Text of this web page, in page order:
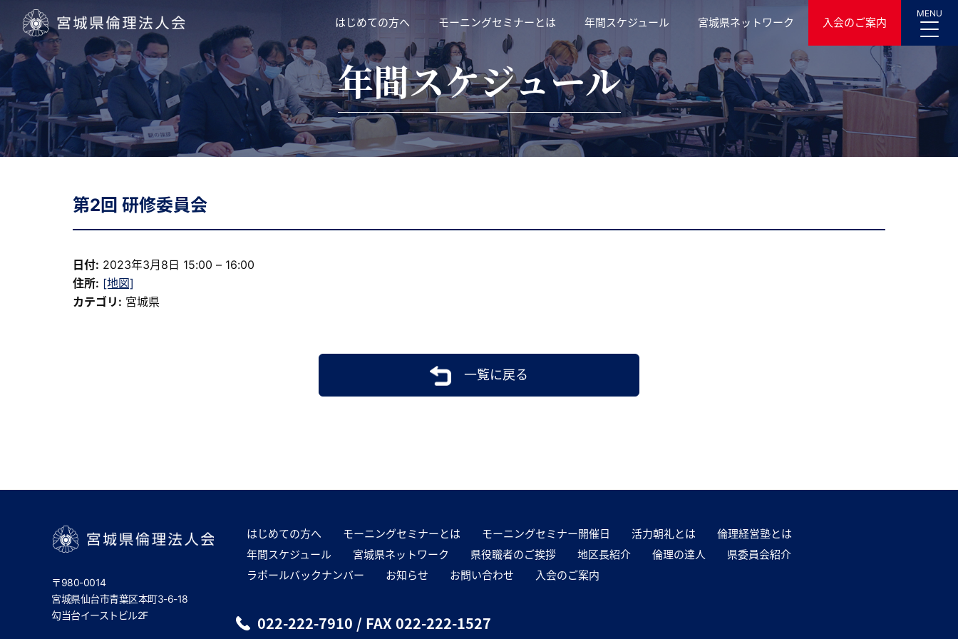
宮城県倫理法人会
はじめての方へ モーニングセミナーとは 年間スケジュール 宮城県ネットワーク 入会のご案内
MENU
年間スケジュール
第2回 研修委員会
日付: 2023年3月8日 15:00 – 16:00
住所: [地図]
カテゴリ: 宮城県
一覧に戻る
〒980-0014
宮城県仙台市青葉区本町3-6-18
勾当台イーストビル2F
はじめての方へ モーニングセミナーとは モーニングセミナー開催日 活力朝礼とは
倫理経営塾とは
年間スケジュール
宮城県ネットワーク 県役職者のご挨拶 地区長紹介 倫理の達人
県委員会紹介
ラポールバックナンバー
お知らせ お問い合わせ 入会のご案内
022-222-7910 / FAX 022-222-1527